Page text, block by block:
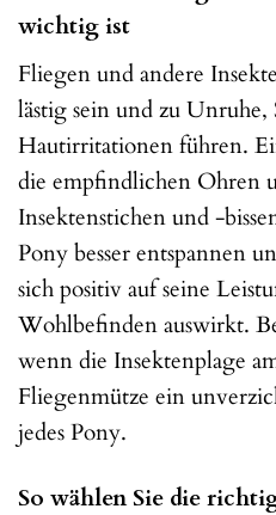
wichtig ist
Fliegen und andere
lästig sein und zu Unruhe,
Hautirritationen führen.
die empfindlichen Ohren
Insektenstichen und -
Pony besser entspannen
sich positiv auf seine
Wohlbefinden auswirkt.
wenn die Insektenplage
Fliegenmütze ein
jedes Pony.
So wählen Sie die